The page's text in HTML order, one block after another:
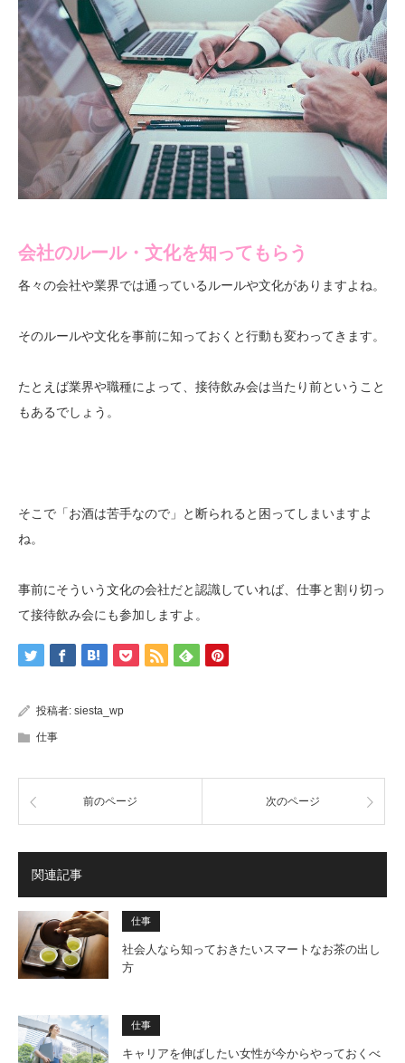
会社のルール・文化を知ってもらう
各々の会社や業界では通っているルールや文化がありますよね。
そのルールや文化を事前に知っておくと行動も変わってきます。
たとえば業界や職種によって、接待飲み会は当たり前ということ
もあるでしょう。
そこで「お酒は苦手なので」と断られると困ってしまいますよ
ね。
事前にそういう文化の会社だと認識していれば、仕事と割り切っ
て接待飲み会にも参加しますよ。
投稿者: siesta_wp
仕事
前のページ 次のページ
関連記事
仕事
社会人なら知っておきたいスマートなお茶の出し
方
仕事
キャリアを伸ばしたい女性が今からやっておくべ